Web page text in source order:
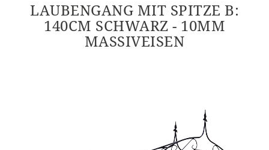
LAUBENGANG MIT SPITZE B:
140CM SCHWARZ - 10MM
MASSIVEISEN